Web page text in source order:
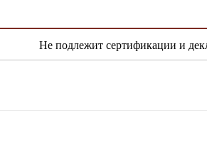
Не подлежит сертификации и